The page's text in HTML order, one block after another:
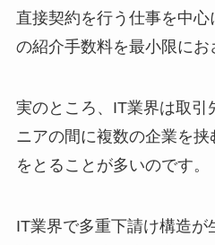
直接契約を行う仕事を中
の紹介手数料を最小限にお
実のところ、IT業界は取引
ニアの間に複数の企業を挟
をとることが多いのです。
IT業界で多重下請け構造が